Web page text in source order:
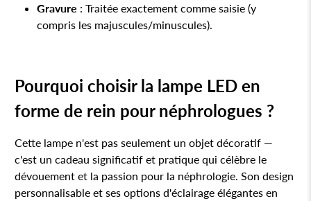
Gravure : Traitée exactement comme saisie (y
compris les majuscules/minuscules).
Pourquoi choisir la lampe LED en
forme de rein pour néphrologues ?
Cette lampe n'est pas seulement un objet décoratif —
c'est un cadeau significatif et pratique qui célèbre le
dévouement et la passion pour la néphrologie. Son design
personnalisable et ses options d'éclairage élégantes en